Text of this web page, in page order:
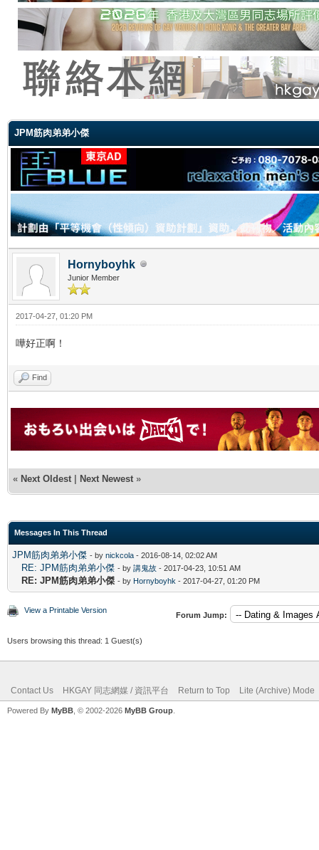
JPM筋肉弟弟小傑
Hornyboyhk
Junior Member
2017-04-27, 01:20 PM
嘩好正啊！
Find
« Next Oldest | Next Newest »
Messages In This Thread
JPM筋肉弟弟小傑 - by nickcola - 2016-08-14, 02:02 AM
RE: JPM筋肉弟弟小傑 - by 講鬼故 - 2017-04-23, 10:51 AM
RE: JPM筋肉弟弟小傑 - by Hornyboyhk - 2017-04-27, 01:20 PM
View a Printable Version
Forum Jump:
Users browsing this thread: 1 Guest(s)
Contact Us HKGAY 同志網媒 / 資訊平台 Return to Top Lite (Archive) Mode
Powered By MyBB , © 2002-2026 MyBB Group